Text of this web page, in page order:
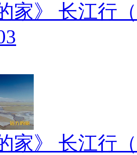
家》 长江行
家》 长江行